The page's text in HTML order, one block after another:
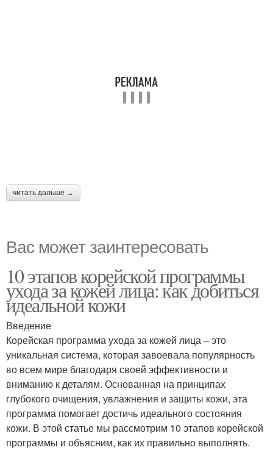
читать дальше →
Вас может заинтересовать
10 этапов корейской программы
ухода за кожей лица: как добиться
идеальной кожи
Введение
Корейская программа ухода за кожей лица – это
уникальная система, которая завоевала популярность
во всем мире благодаря своей эффективности и
вниманию к деталям. Основанная на принципах
глубокого очищения, увлажнения и защиты кожи, эта
программа помогает достичь идеального состояния
кожи. В этой статье мы рассмотрим 10 этапов корейской
программы и объясним, как их правильно выполнять.